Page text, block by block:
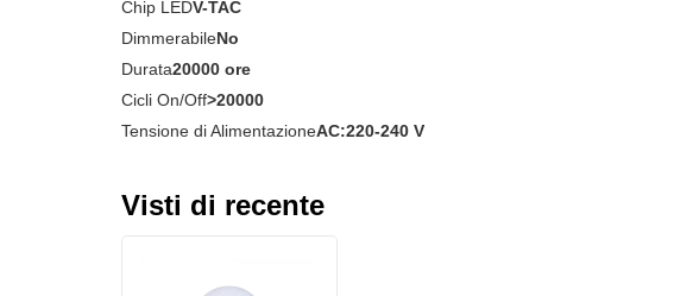
Chip LEDV-TAC
DimmerabileNo
Durata20000 ore
Cicli On/Off>20000
Tensione di AlimentazioneAC:220-240 V
Visti di recente